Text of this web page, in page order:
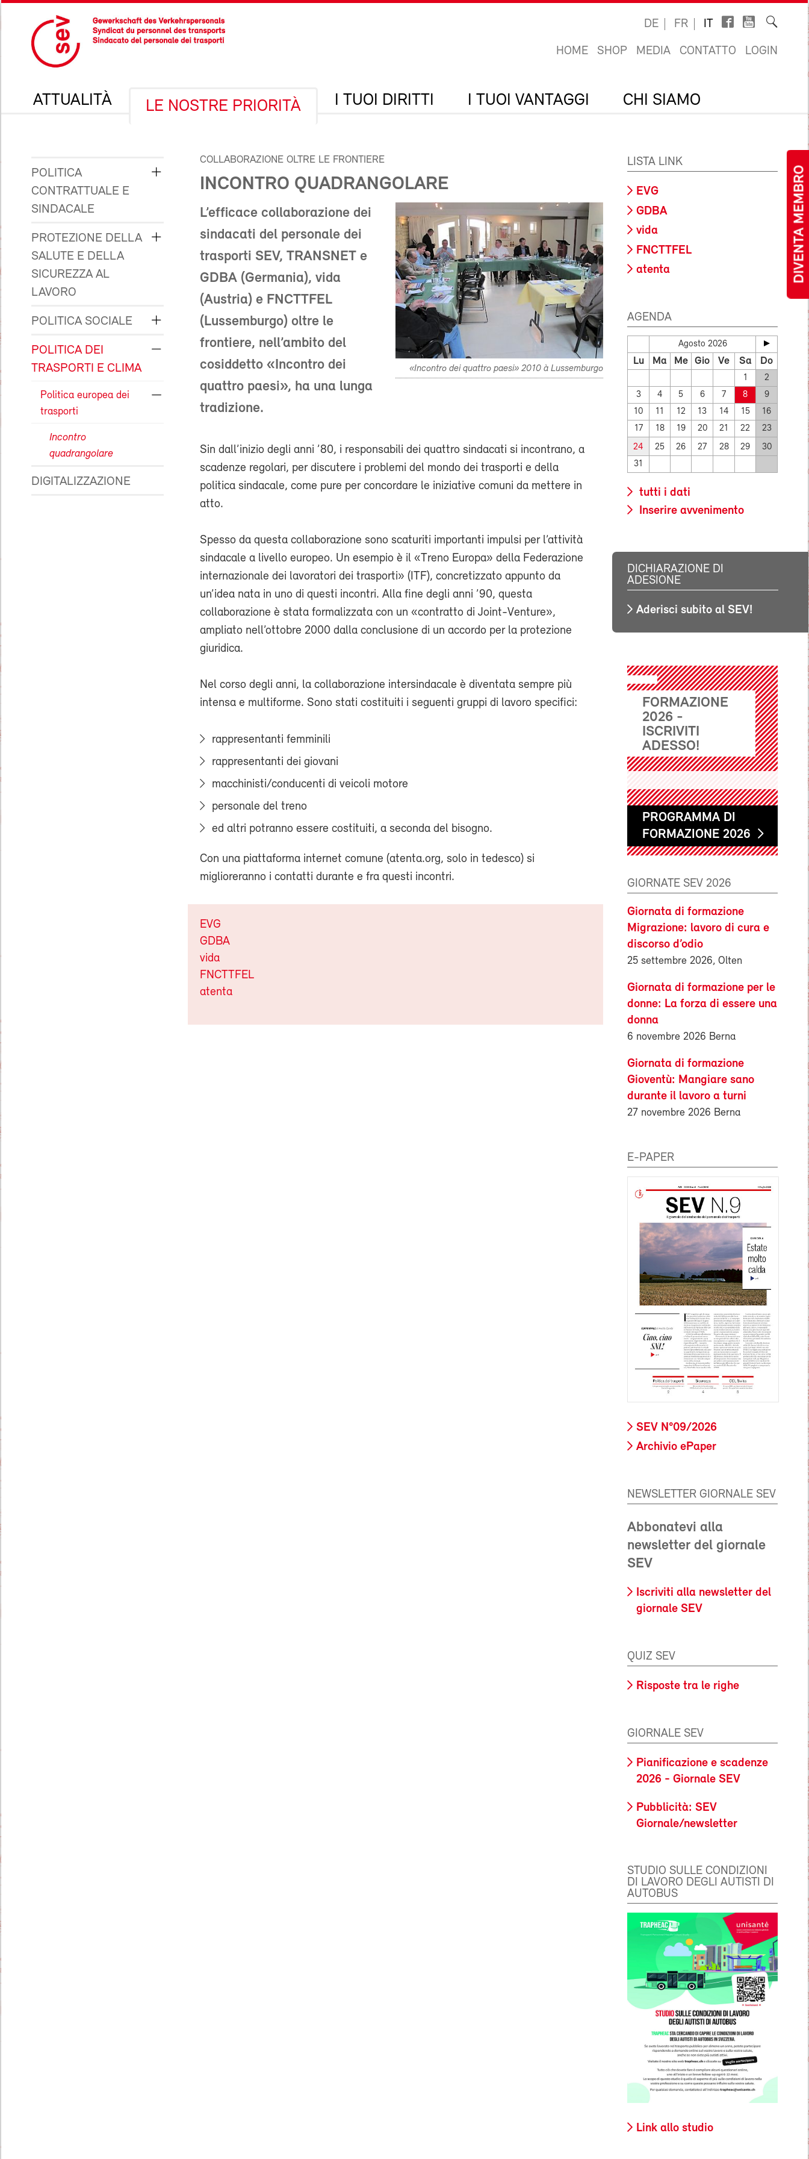
DIVENTA MEMBRO
DE FR IT
HOME SHOP MEDIA CONTATTO LOGIN
ATTUALITÀ LE NOSTRE PRIORITÀ I TUOI DIRITTI I TUOI VANTAGGI CHI SIAMO
POLITICA
CONTRATTUALE E
SINDACALE
PROTEZIONE DELLA
SALUTE E DELLA
SICUREZZA AL
LAVORO
POLITICA SOCIALE
POLITICA DEI
TRASPORTI E CLIMA
Politica europea dei
trasporti
Incontro
quadrangolare
DIGITALIZZAZIONE
COLLABORAZIONE OLTRE LE FRONTIERE
INCONTRO QUADRANGOLARE
«Incontro dei quattro paesi» 2010 à Lussemburgo
L’efficace collaborazione dei
sindacati del personale dei
trasporti SEV, TRANSNET e
GDBA (Germania), vida
(Austria) e FNCTTFEL
(Lussemburgo) oltre le
frontiere, nell’ambito del
cosiddetto «Incontro dei
quattro paesi», ha una lunga
tradizione.
Sin dall’inizio degli anni ’80, i responsabili dei quattro sindacati si incontrano, a
scadenze regolari, per discutere i problemi del mondo dei trasporti e della
politica sindacale, come pure per concordare le iniziative comuni da mettere in
atto.
Spesso da questa collaborazione sono scaturiti importanti impulsi per l’attività
sindacale a livello europeo. Un esempio è il «Treno Europa» della Federazione
internazionale dei lavoratori dei trasporti» (ITF), concretizzato appunto da
un’idea nata in uno di questi incontri. Alla fine degli anni ’90, questa
collaborazione è stata formalizzata con un «contratto di Joint-Venture»,
ampliato nell’ottobre 2000 dalla conclusione di un accordo per la protezione
giuridica.
Nel corso degli anni, la collaborazione intersindacale è diventata sempre più
intensa e multiforme. Sono stati costituiti i seguenti gruppi di lavoro specifici:
rappresentanti femminili
rappresentanti dei giovani
macchinisti/conducenti di veicoli motore
personale del treno
ed altri potranno essere costituiti, a seconda del bisogno.
Con una piattaforma internet comune (atenta.org, solo in tedesco) si
miglioreranno i contatti durante e fra questi incontri.
EVG
GDBA
vida
FNCTTFEL
atenta
LISTA LINK
EVG
GDBA
vida
FNCTTFEL
atenta
AGENDA
Agosto 2026
Lu Ma Me Gio Ve Sa Do
1
2
3
4 5 6 7 8
9
10
11 12 13 14 15
16
17
18 19 20 21 22 23
24 25 26 27 28 29
30
31
tutti i dati
Inserire avvenimento
DICHIARAZIONE DI
ADESIONE
Aderisci subito al SEV!
FORMAZIONE
2026 -
ISCRIVITI
ADESSO!
PROGRAMMA DI
FORMAZIONE 2026
GIORNATE SEV 2026
Giornata di formazione
Migrazione: lavoro di cura e
discorso d’odio
25 settembre 2026, Olten
Giornata di formazione per le
donne: La forza di essere una
donna
6 novembre 2026 Berna
Giornata di formazione
Gioventù: Mangiare sano
durante il lavoro a turni
27 novembre 2026 Berna
E-PAPER
SEV N°09/2026
Archivio ePaper
NEWSLETTER GIORNALE SEV
Abbonatevi alla
newsletter del giornale
SEV
Iscriviti alla newsletter del
giornale SEV
QUIZ SEV
Risposte tra le righe
GIORNALE SEV
Pianificazione e scadenze
2026 - Giornale SEV
Pubblicità: SEV
Giornale/newsletter
STUDIO SULLE CONDIZIONI
DI LAVORO DEGLI AUTISTI DI
AUTOBUS
Link allo studio